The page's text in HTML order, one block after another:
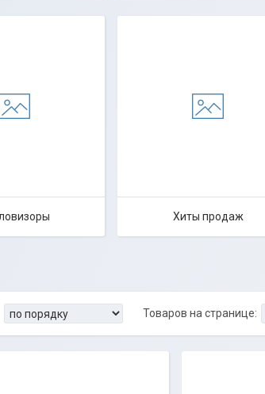
Хиты продаж